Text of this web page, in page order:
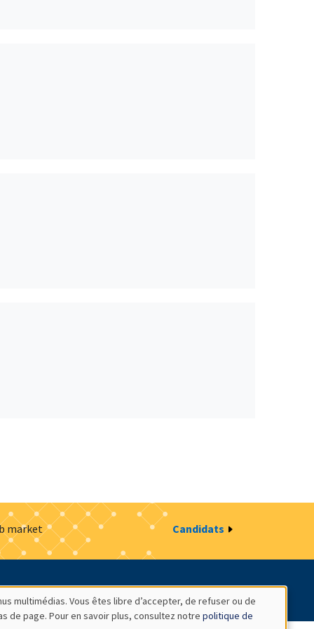
market Candidats
des cookies Intranet
multimédias. Vous êtes libre d’accepter, de refuser ou de
de page. Pour en savoir plus, consultez notre politique de